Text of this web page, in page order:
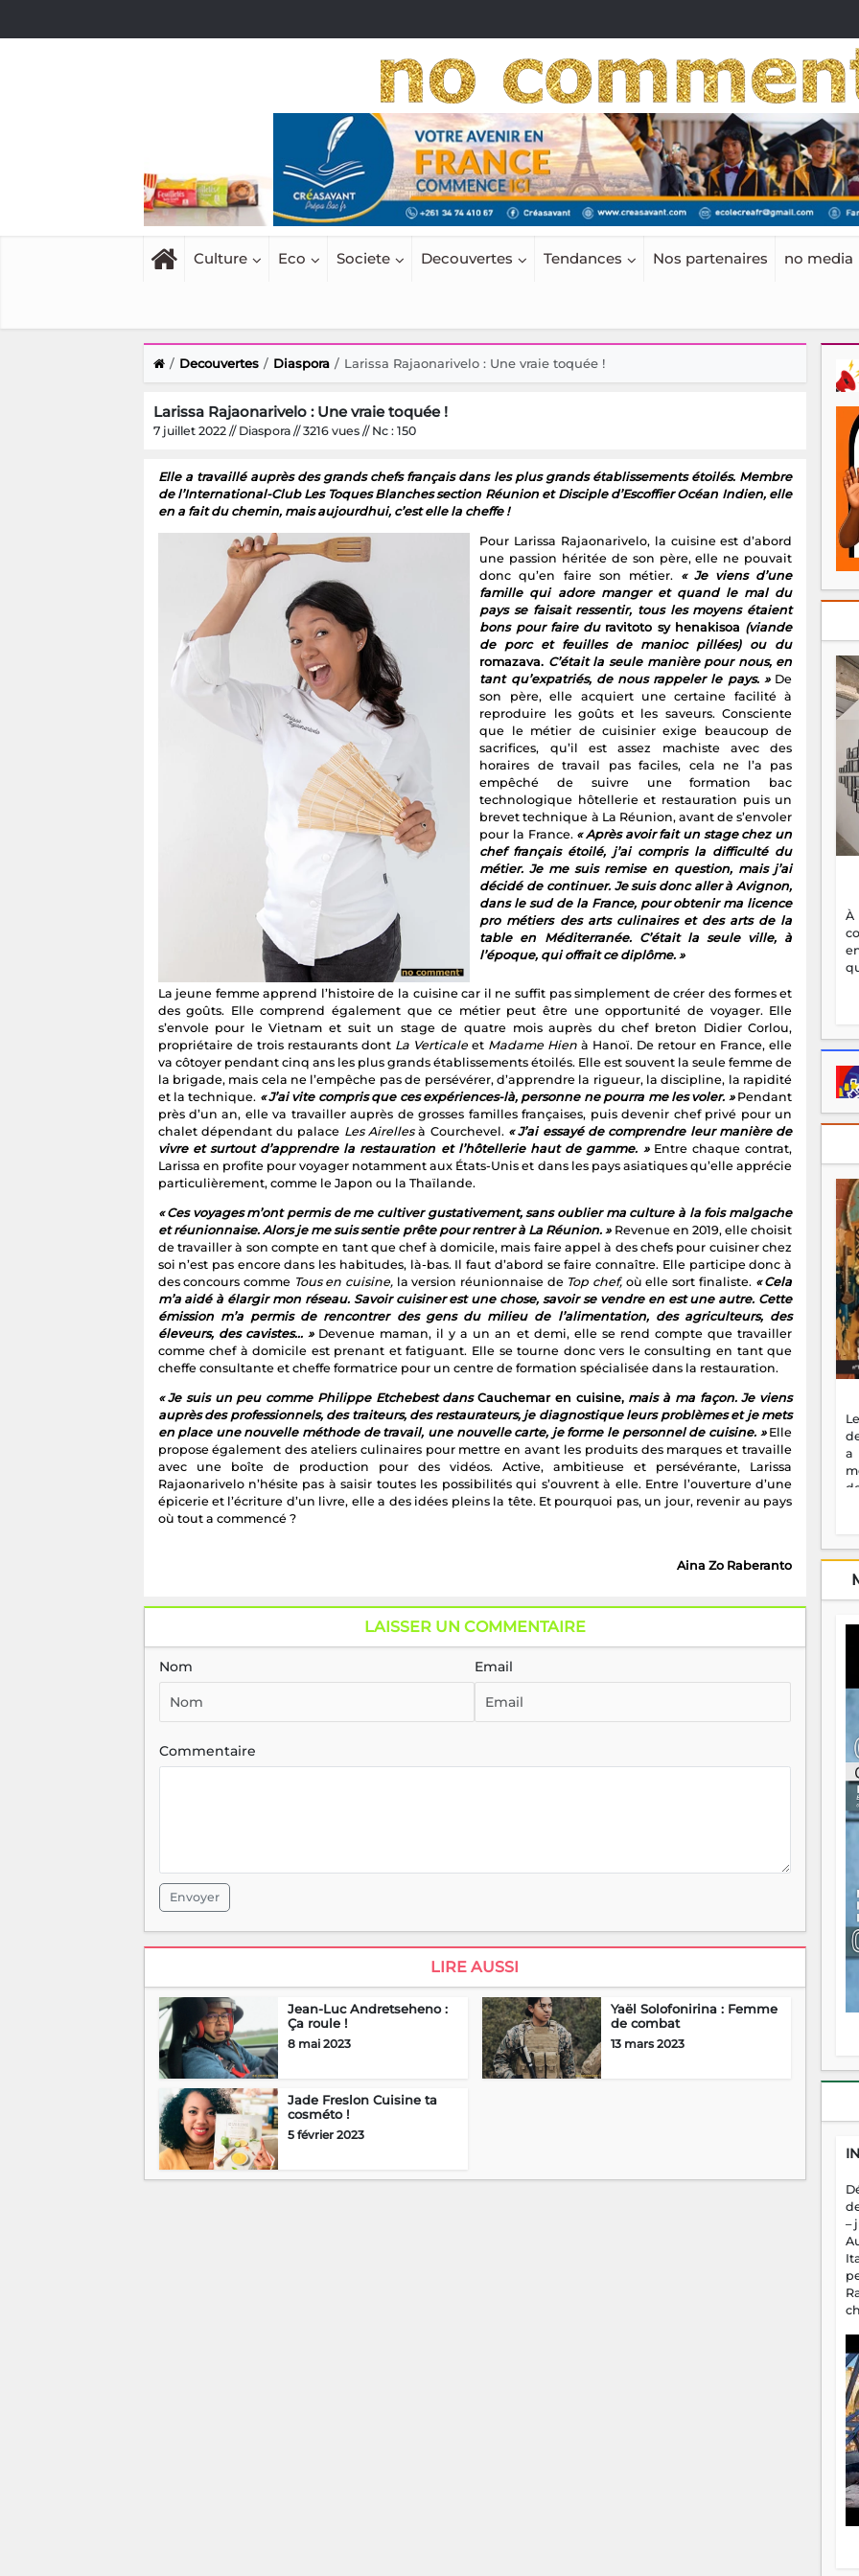
Culture Eco Societe Decouvertes Tendances Nos partenaires no media
Decouvertes Diaspora Larissa Rajaonarivelo : Une vraie toquée !
Larissa Rajaonarivelo : Une vraie toquée !
7 juillet 2022 // Diaspora // 3216 vues // Nc : 150
Elle a travaillé auprès des grands chefs français dans les plus grands établissements étoilés. Membre
de l’International-Club Les Toques Blanches section Réunion et Disciple d’Escoffier Océan Indien, elle
en a fait du chemin, mais aujourdhui, c’est elle la cheffe !
Pour Larissa Rajaonarivelo, la cuisine est d’abord
une passion héritée de son père, elle ne pouvait
donc qu’en faire son métier. « Je viens d’une
famille qui adore manger et quand le mal du
pays se faisait ressentir, tous les moyens étaient
bons pour faire du ravitoto sy henakisoa (viande
de porc et feuilles de manioc pillées) ou du
romazava. C’était la seule manière pour nous, en
tant qu’expatriés, de nous rappeler le pays. »De
son père, elle acquiert une certaine facilité à
reproduire les goûts et les saveurs. Consciente
que le métier de cuisinier exige beaucoup de
sacrifices, qu’il est assez machiste avec des
horaires de travail pas faciles, cela ne l’a pas
empêché de suivre une formation bac
technologique hôtellerie et restauration puis un
brevet technique à La Réunion, avant de s’envoler
pour la France. « Après avoir fait un stage chez un
chef français étoilé, j’ai compris la difficulté du
métier. Je me suis remise en question, mais j’ai
décidé de continuer. Je suis donc aller à Avignon,
dans le sud de la France, pour obtenir ma licence
pro métiers des arts culinaires et des arts de la
table en Méditerranée. C’était la seule ville, à
l’époque, qui offrait ce diplôme. »
La jeune femme apprend l’histoire de la cuisine car il ne suffit pas simplement de créer des formes et
des goûts. Elle comprend également que ce métier peut être une opportunité de voyager. Elle
s’envole pour le Vietnam et suit un stage de quatre mois auprès du chef breton Didier Corlou,
propriétaire de trois restaurants dont La Verticaleet Madame Hienà Hanoï. De retour en France, elle
va côtoyer pendant cinq ans les plus grands établissements étoilés. Elle est souvent la seule femme de
la brigade, mais cela ne l’empêche pas de persévérer, d’apprendre la rigueur, la discipline, la rapidité
et la technique. « J’ai vite compris que ces expériences-là, personne ne pourra me les voler. » Pendant
près d’un an, elle va travailler auprès de grosses familles françaises, puis devenir chef privé pour un
chalet dépendant du palace Les Airellesà Courchevel. « J’ai essayé de comprendre leur manière de
vivre et surtout d’apprendre la restauration et l’hôtellerie haut de gamme. » Entre chaque contrat,
Larissa en profite pour voyager notamment aux États-Unis et dans les pays asiatiques qu’elle apprécie
particulièrement, comme le Japon ou la Thaïlande.
« Ces voyages m’ont permis de me cultiver gustativement, sans oublier ma culture à la fois malgache
et réunionnaise. Alors je me suis sentie prête pour rentrer à La Réunion. »Revenue en 2019, elle choisit
de travailler à son compte en tant que chef à domicile, mais faire appel à des chefs pour cuisiner chez
soi n’est pas encore dans les habitudes, là-bas. Il faut d’abord se faire connaître. Elle participe donc à
des concours comme Tous en cuisine,la version réunionnaise de Top chef, où elle sort finaliste. « Cela
m’a aidé à élargir mon réseau. Savoir cuisiner est une chose, savoir se vendre en est une autre. Cette
émission m’a permis de rencontrer des gens du milieu de l’alimentation, des agriculteurs, des
éleveurs, des cavistes... »Devenue maman, il y a un an et demi, elle se rend compte que travailler
comme chef à domicile est prenant et fatiguant. Elle se tourne donc vers le consulting en tant que
cheffe consultante et cheffe formatrice pour un centre de formation spécialisée dans la restauration.
« Je suis un peu comme Philippe Etchebest dansCauchemar en cuisine,mais à ma façon. Je viens
auprès des professionnels, des traiteurs, des restaurateurs, je diagnostique leurs problèmes et je mets
en place une nouvelle méthode de travail, une nouvelle carte, je forme le personnel de cuisine. »Elle
propose également des ateliers culinaires pour mettre en avant les produits des marques et travaille
avec une boîte de production pour des vidéos. Active, ambitieuse et persévérante, Larissa
Rajaonarivelo n’hésite pas à saisir toutes les possibilités qui s’ouvrent à elle. Entre l’ouverture d’une
épicerie et l’écriture d’un livre, elle a des idées pleins la tête. Et pourquoi pas, un jour, revenir au pays
où tout a commencé ?
Aina Zo Raberanto
LAISSER UN COMMENTAIRE
Nom Email
Commentaire
Envoyer
LIRE AUSSI
Jean-Luc Andretseheno :
Ça roule !
8 mai 2023
Yaël Solofonirina : Femme
de combat
13 mars 2023
Jade Freslon Cuisine ta
cosméto !
5 février 2023
a
–